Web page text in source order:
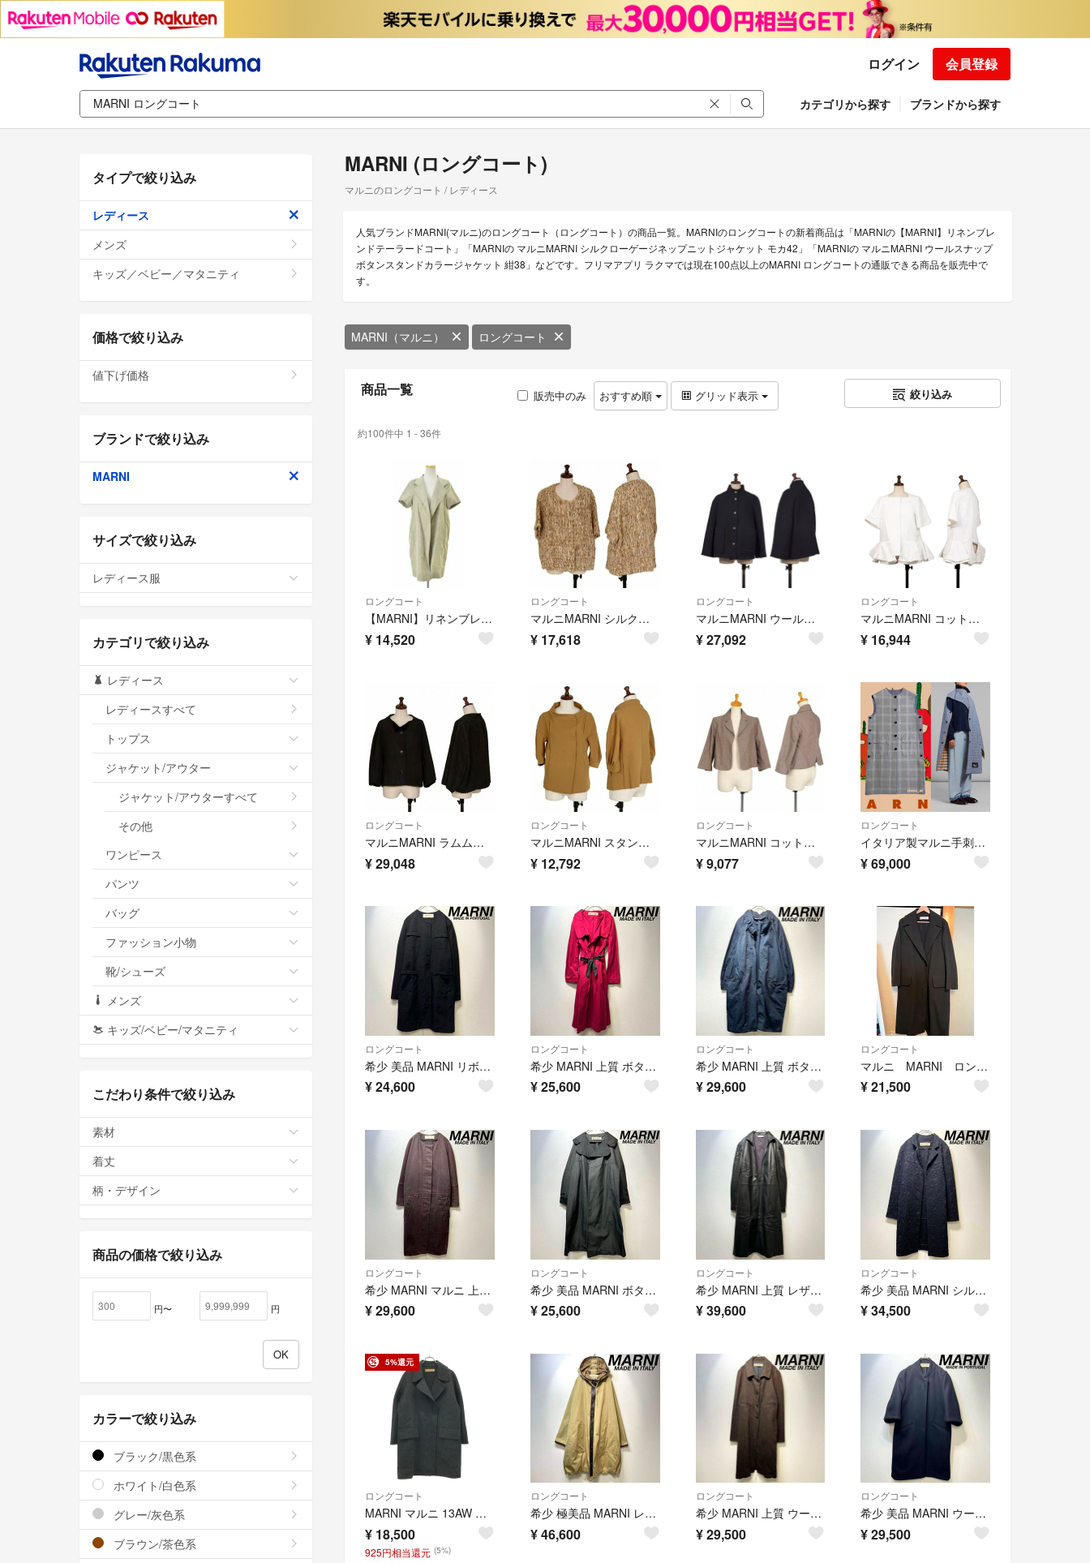
ログイン 会員登録
カテゴリから探す ブランドから探す
MARNI (ロングコート)
マルニのロングコート / レディース
人気ブランドMARNI(マルニ)のロングコート（ロングコート）の商品一覧。MARNIのロングコートの新着商品は「MARNIの【MARNI】リネンブレ
ンドテーラードコート」「MARNIの マルニMARNI シルクローゲージネップニットジャケット モカ42」「MARNIの マルニMARNI ウールスナップ
ボタンスタンドカラージャケット 紺38」などです。フリマアプリ ラクマでは現在100点以上のMARNI ロングコートの通販できる商品を販売中で
す。
MARNI（マルニ） ロングコート
商品一覧 販売中のみ おすすめ順 グリッド表示 絞り込み
約100件中 1 - 36件
ロングコート
【MARNI】リネンブレンドテーラードコート
¥ 14,520
ロングコート
マルニMARNI シルクローゲージネップニットジャケット モカ42
¥ 17,618
ロングコート
マルニMARNI ウールスナップボタンスタンドカラージャケット 紺38
¥27,092
ロングコート
マルニMARNI コットン裾切替デザインジャケット 白38
¥ 16,944
ロングコート
マルニMARNI ラムムートンジャケット 黒42
¥29,048
ロングコート
マルニMARNI スタンドカラースナップボタンジャケット マスタード38
¥ 12,792
ロングコート
マルニMARNI コットンボタンレスジャケット モカ38
¥9,077
ロングコート
イタリア製マルニ手刺繍チェックジャガードウールリバーシブル ロングベストコート
¥69,000
ロングコート
希少 美品 MARNI リボン Aラインデザイン ロング ノーカラーコート 36
¥24,600
ロングコート
希少 MARNI 上質 ボタンレス ギャザー デザイン ロングコート 40
¥25,600
ロングコート
希少 MARNI 上質 ボタンレス Aライン デザイン ロングコート 40
¥29,600
ロングコート
マルニ MARNI ロングコート ブラウン
¥21,500
ロングコート
希少 MARNI マルニ 上質 コットンツイル ロング ノーカラーコート 38
¥29,600
ロングコート
希少 美品 MARNI ボタンレス Aライン 変形 デザイン ガウンコート 40
¥25,600
ロングコート
希少 MARNI 上質 レザー ボタンレス Aライン ロング ガウンコート
¥39,600
ロングコート
希少 美品 MARNI シルク 花柄 刺繍 デザイン ガウン ロングコート 38
¥34,500
5%還元
ロングコート
MARNI マルニ 13AW ウールフェルトコート グレー 38
¥ 18,500
925円相当還元 (5%)
ロングコート
希少 極美品 MARNI レザー ゴム引き デザイン ロング ステンカラーコート
¥46,600
ロングコート
希少 MARNI 上質 ウール ツイード デザイン ステンカラー コート 40
¥29,500
ロングコート
希少 美品 MARNI ウール メルトン ジップ デザイン ロングコート 40
¥29,500
タイプで絞り込み
レディース
メンズ
キッズ／ベビー／マタニティ
価格で絞り込み
値下げ価格
ブランドで絞り込み
MARNI
サイズで絞り込み
レディース服
カテゴリで絞り込み
レディース
レディースすべて
トップス
ジャケット/アウター
ジャケット/アウターすべて
その他
ワンピース
パンツ
バッグ
ファッション小物
靴/シューズ
メンズ
キッズ/ベビー/マタニティ
こだわり条件で絞り込み
素材
着丈
柄・デザイン
商品の価格で絞り込み
円〜 円
カラーで絞り込み
ブラック/黒色系
ホワイト/白色系
グレー/灰色系
ブラウン/茶色系